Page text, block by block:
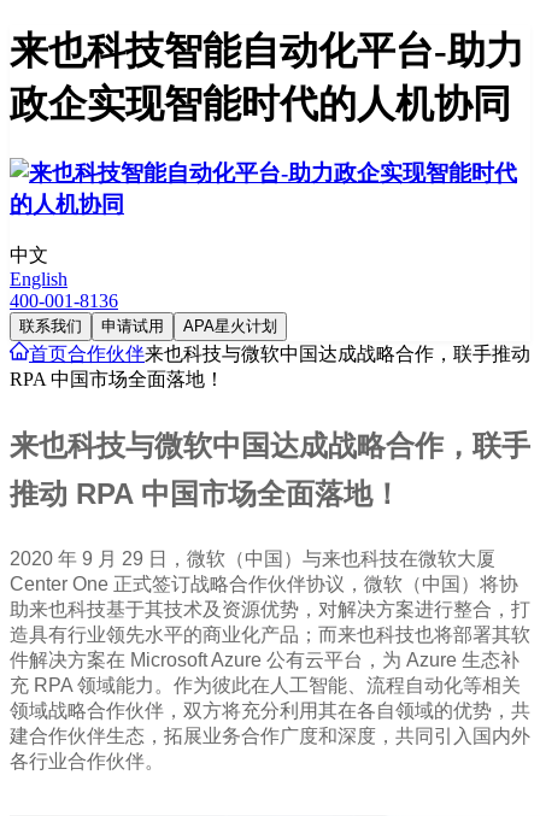
来也科技智能自动化平台-助力
政企实现智能时代的人机协同
中文
English
400-001-8136
联系我们 申请试用 APA星火计划
首页合作伙伴来也科技与微软中国达成战略合作，联手推动
RPA 中国市场全面落地！
来也科技与微软中国达成战略合作，联手
推动 RPA 中国市场全面落地！
2020 年 9 月 29 日，微软（中国）与来也科技在微软大厦
Center One 正式签订战略合作伙伴协议，微软（中国）将协
助来也科技基于其技术及资源优势，对解决方案进行整合，打
造具有行业领先水平的商业化产品；而来也科技也将部署其软
件解决方案在 Microsoft Azure 公有云平台，为 Azure 生态补
充 RPA 领域能力。作为彼此在人工智能、流程自动化等相关
领域战略合作伙伴，双方将充分利用其在各自领域的优势，共
建合作伙伴生态，拓展业务合作广度和深度，共同引入国内外
各行业合作伙伴。